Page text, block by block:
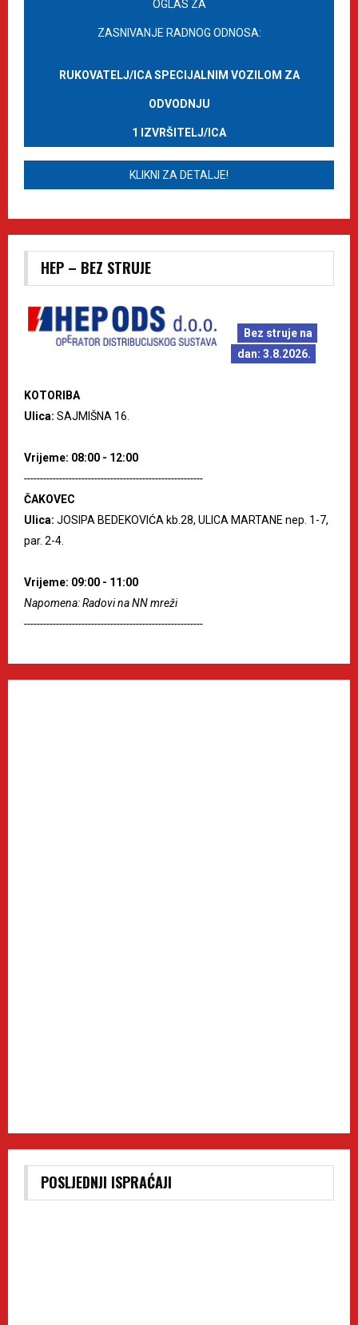
OGLAS ZA
ZASNIVANJE RADNOG ODNOSA:
RUKOVATELJ/ICA SPECIJALNIM VOZILOM ZA
ODVODNJU
1 IZVRŠITELJ/ICA
KLIKNI ZA DETALJE!
HEP – BEZ STRUJE
Bez struje na
dan: 3.8.2026.
KOTORIBA
Ulica: SAJMIŠNA 16.
Vrijeme: 08:00 - 12:00
--------------------------------------------------------
ČAKOVEC
Ulica: JOSIPA BEDEKOVIĆA kb.28, ULICA MARTANE nep. 1-7,
par. 2-4.
Vrijeme: 09:00 - 11:00
Napomena: Radovi na NN mreži
--------------------------------------------------------
POSLJEDNJI ISPRAĆAJI